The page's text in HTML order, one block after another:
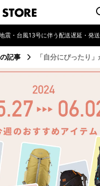
震・台風13号に伴う配送遅延・発
記事 「自分にぴったり